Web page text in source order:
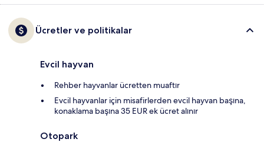
Ücretler ve politikalar
Evcil hayvan
Rehber hayvanlar ücretten muaftır
Evcil hayvanlar için misafirlerden evcil hayvan başına,
konaklama başına 35 EUR ek ücret alınır
Otopark